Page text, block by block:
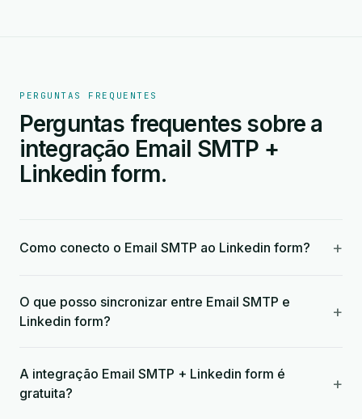
PERGUNTAS FREQUENTES
Perguntas frequentes sobre a
integração Email SMTP +
Linkedin form.
Como conecto o Email SMTP ao Linkedin form? +
O que posso sincronizar entre Email SMTP e
Linkedin form?
+
A integração Email SMTP + Linkedin form é
gratuita?
+